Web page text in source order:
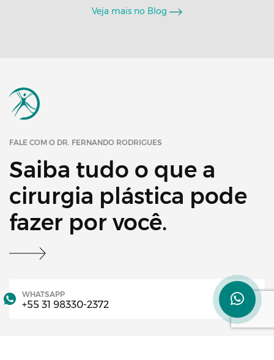
Veja mais no Blog
FALE COM O DR. FERNANDO RODRIGUES
Saiba tudo o que a
cirurgia plástica pode
fazer por você.
WHATSAPP
+55 31 98330-2372